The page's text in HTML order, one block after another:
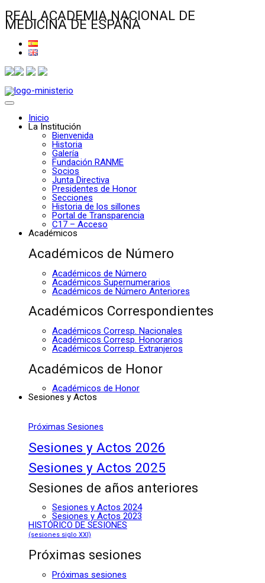
REAL ACADEMIA NACIONAL DE
MEDICINA DE ESPAÑA
Inicio
La Institución
Bienvenida
Historia
Galería
Fundación RANME
Socios
Junta Directiva
Presidentes de Honor
Secciones
Historia de los sillones
Portal de Transparencia
C17 – Acceso
Académicos
Académicos de Número
Académicos de Número
Académicos Supernumerarios
Académicos de Número Anteriores
Académicos Correspondientes
Académicos Corresp. Nacionales
Académicos Corresp. Honorarios
Académicos Corresp. Extranjeros
Académicos de Honor
Académicos de Honor
Sesiones y Actos
Próximas Sesiones
Sesiones y Actos 2026
Sesiones y Actos 2025
Sesiones de años anteriores
Sesiones y Actos 2024
Sesiones y Actos 2023
HISTÓRICO DE SESIONES
(sesiones siglo XXI)
Próximas sesiones
Próximas sesiones